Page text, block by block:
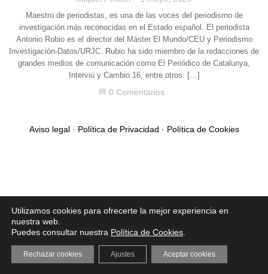
Maestro de periodistas, es una de las voces del periodismo de
investigación más reconocidas en el Estado español. El periodista
Antonio Rubio es el director del Máster El Mundo/CEU y Periodismo
Investigación-Datos/URJC. Rubio ha sido miembro de la redacciones de
grandes medios de comunicación como El Periódico de Catalunya,
Interviú y Cambio 16, entre otros. […]
chat_bubble 0 Comentarios
Aviso legal· Política de Privacidad · Política de Cookies
Utilizamos cookies para ofrecerte la mejor experiencia en
nuestra web.
Puedes consultar nuestra Política de Cookies
Aceptar cookies
Rechazar cookies Ajustes